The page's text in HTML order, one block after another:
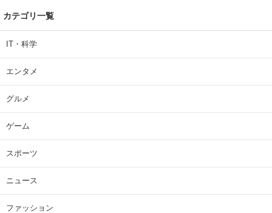
カテゴリ一覧
IT・科学
エンタメ
グルメ
ゲーム
スポーツ
ニュース
ファッション